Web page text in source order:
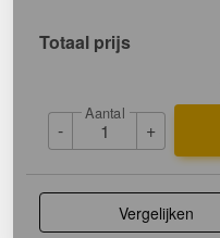
Totaal prijs
-
Aantal
+
Vergelijken